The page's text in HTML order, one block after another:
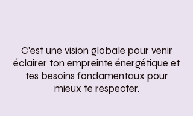
C'est une vision globale pour venir
éclairer ton empreinte énergétique et
tes besoins fondamentaux pour
mieux te respecter.